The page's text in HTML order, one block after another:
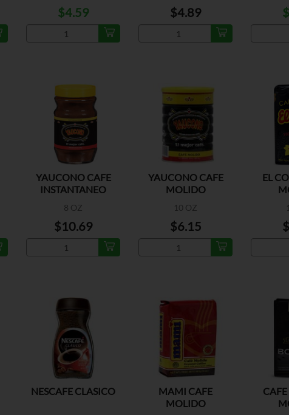
$4.59 $4.89
YAUCONO CAFE
INSTANTANEO
8 OZ
$10.69
YAUCONO CAFE
MOLIDO
10 OZ
$6.15
EL
NESCAFE CLASICO
MAMI CAFE
MOLIDO